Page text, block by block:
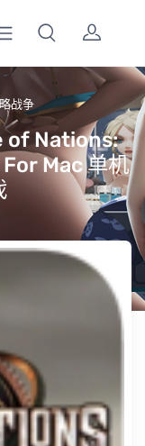
战争
of Nations:
Mac 单机